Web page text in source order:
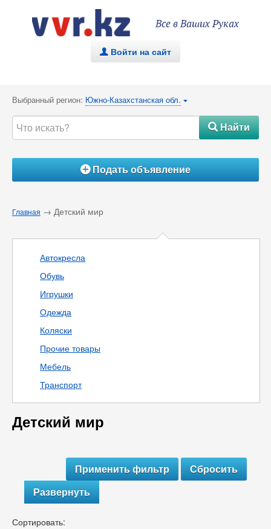
Все в Ваших Руках
. Войти на сайт
Выбранный регион: Южно-Казахстанская обл. {
#Найти
ÁПодать объявление
Главная → Детский мир
Автокресла
Обувь
Игрушки
Одежда
Коляски
Прочие товары
Мебель
Транспорт
Детский мир
Развернуть
Сортировать: